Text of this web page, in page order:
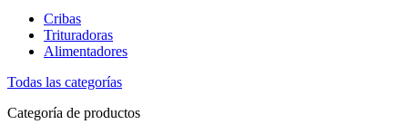
Cribas
Trituradoras
Alimentadores
Todas las categorías
Categoría de productos